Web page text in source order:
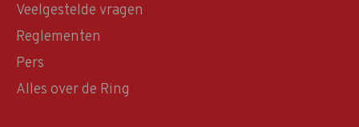
Veelgestelde vragen
Reglementen
Pers
Alles over de Ring